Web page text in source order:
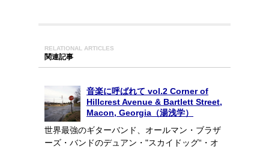
RELATIONAL ARTICLES
関連記事
音楽に呼ばれて vol.2 Corner of
Hillcrest Avenue & Bartlett Street,
Macon, Georgia（湯浅学）
世界最強のギターバンド、オールマン・ブラザ
ーズ・バンドのデュアン・"スカイドッグ“・オ